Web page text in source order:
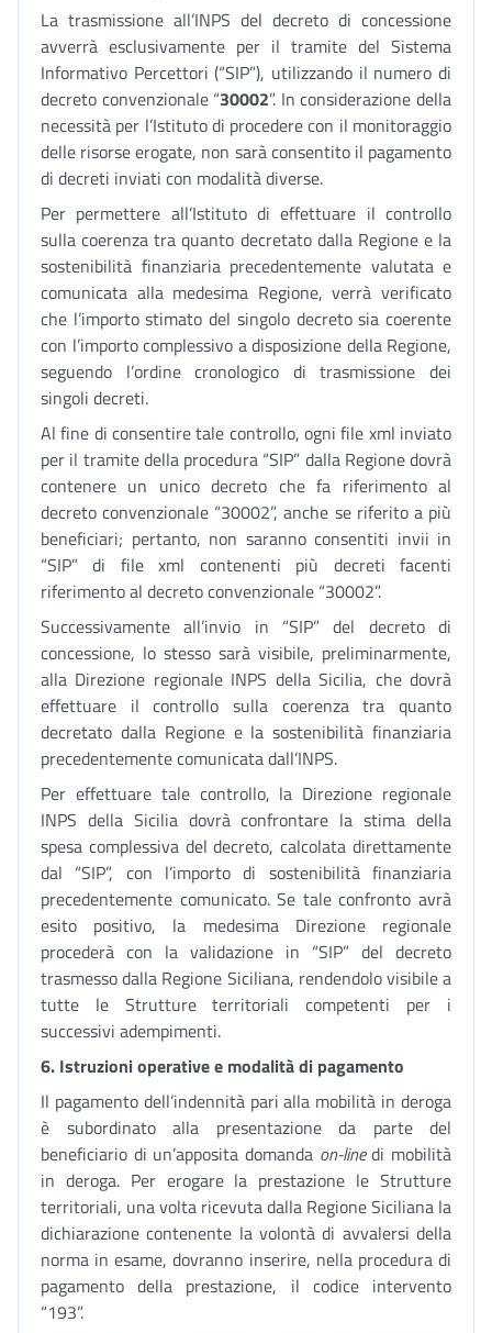
La trasmissione all’INPS del decreto di concessione
avverrà esclusivamente per il tramite del Sistema
Informativo Percettori (“SIP”), utilizzando il numero di
decreto convenzionale “30002”. In considerazione della
necessità per l’Istituto di procedere con il monitoraggio
delle risorse erogate, non sarà consentito il pagamento
di decreti inviati con modalità diverse.
Per permettere all’Istituto di effettuare il controllo
sulla coerenza tra quanto decretato dalla Regione e la
sostenibilità finanziaria precedentemente valutata e
comunicata alla medesima Regione, verrà verificato
che l’importo stimato del singolo decreto sia coerente
con l’importo complessivo a disposizione della Regione,
seguendo l’ordine cronologico di trasmissione dei
singoli decreti.
Al fine di consentire tale controllo, ogni file xml inviato
per il tramite della procedura “SIP” dalla Regione dovrà
contenere un unico decreto che fa riferimento al
decreto convenzionale “30002”, anche se riferito a più
beneficiari; pertanto, non saranno consentiti invii in
“SIP” di file xml contenenti più decreti facenti
riferimento al decreto convenzionale “30002”.
Successivamente all’invio in “SIP” del decreto di
concessione, lo stesso sarà visibile, preliminarmente,
alla Direzione regionale INPS della Sicilia, che dovrà
effettuare il controllo sulla coerenza tra quanto
decretato dalla Regione e la sostenibilità finanziaria
precedentemente comunicata dall’INPS.
Per effettuare tale controllo, la Direzione regionale
INPS della Sicilia dovrà confrontare la stima della
spesa complessiva del decreto, calcolata direttamente
dal “SIP”, con l’importo di sostenibilità finanziaria
precedentemente comunicato. Se tale confronto avrà
esito positivo, la medesima Direzione regionale
procederà con la validazione in “SIP” del decreto
trasmesso dalla Regione Siciliana, rendendolo visibile a
tutte le Strutture territoriali competenti per i
successivi adempimenti.
6. Istruzioni operative e modalità di pagamento
Il pagamento dell’indennità pari alla mobilità in deroga
è subordinato alla presentazione da parte del
beneficiario di un’apposita domanda on-linedi mobilità
in deroga. Per erogare la prestazione le Strutture
territoriali, una volta ricevuta dalla Regione Siciliana la
dichiarazione contenente la volontà di avvalersi della
norma in esame, dovranno inserire, nella procedura di
pagamento della prestazione, il codice intervento
“193”.